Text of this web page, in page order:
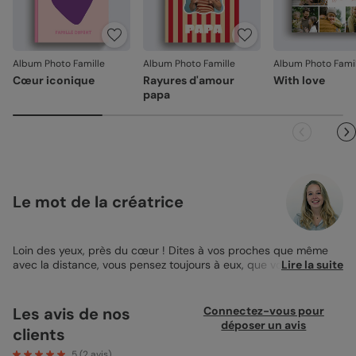
reliure ou à l’acheminement, contactez-nous dans les 30
jours. Nous nous occupons de tout et relançons une
impression si nécessaire.
En revanche, si le point concerne la personnalisation que
vous avez validée (texte, photo, mise en page), le produit
ne pourra pas être repris.
Album Photo Famille
Cœur iconique
Album Photo Famille
Rayures d'amour
papa
Album Photo
With love
Le mot de la créatrice
Loin des yeux, près du cœur ! Dites à vos proches que même
avec la distance, vous pensez toujours à eux, que vous les
moments que vous avez passé avec votre petite famille. Cet
album photo vous permettra d’immortaliser les bons moments
que vous avez passé avec les personnes qui vous sont chères
et qui se trouvent actuellement loin de vous… mais près du
Lire la suite
Les avis de nos
clients
Connectez-vous pour
déposer un avis